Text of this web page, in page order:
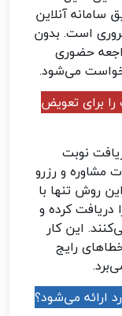
سامانه آنلاین
است. بدون
حضوری
می‌شود.
برای تعویض
نوبت
مشاوره و رزرو
روش تنها با
کرده و
این کار
رایج
ارائه می‌شود؟